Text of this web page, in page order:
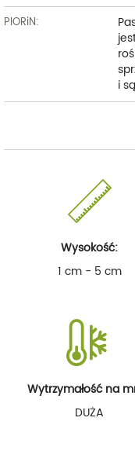
PIORiN:
i
Wysokość:
1 cm - 5 cm
Wytrzymałość na
DUŻA